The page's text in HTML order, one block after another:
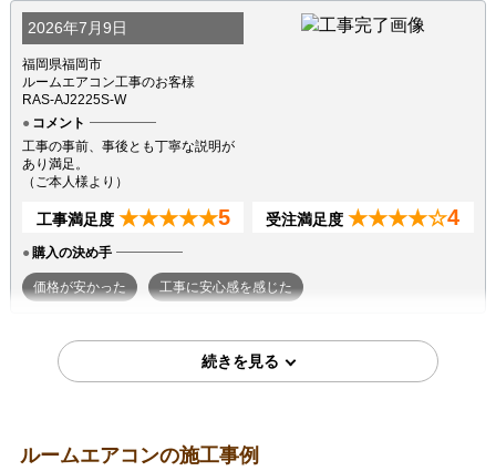
2026年7月9日
福岡県福岡市
ルームエアコン工事のお客様
RAS-AJ2225S-W
コメント
工事の事前、事後とも丁寧な説明が
あり満足。
（ご本人様より）
工事満足度 ★★★★★5 受注満足度 ★★★★☆4
購入の決め手
価格が安かった 工事に安心感を感じた
2026年7月7日
コメント
ルームエアコンの施工事例